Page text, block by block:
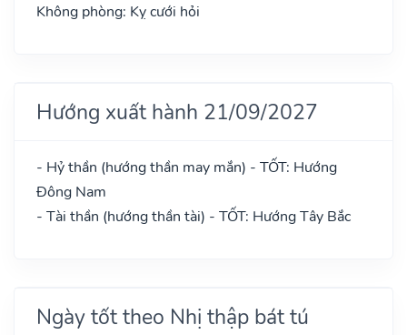
Không phòng: Kỵ cưới hỏi
Hướng xuất hành 21/09/2027
- Hỷ thần (hướng thần may mắn) - TỐT: Hướng
Đông Nam
- Tài thần (hướng thần tài) - TỐT: Hướng Tây Bắc
Ngày tốt theo Nhị thập bát tú